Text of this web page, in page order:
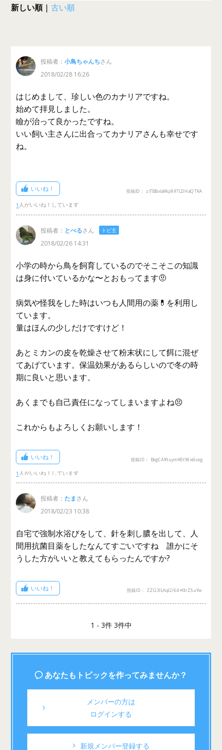
新しい順|古い順
投稿者：小鳥ちゃんちさん
2018/02/28 16:26
はじめまして、珍しい色のカナリアですね。
始めて拝見しました。
瞼が治って良かったですね。
いい飼い主さんに出合ってカナリアさんも幸せです
ね。
いいね！
1
投稿ID： ziTBBvlaWqi99TLDHaQTKA
投稿者： とべるさん トピ主
2018/02/26 14:31
小学の時から鳥を飼育しているのでそこそこの知識
は身に付いているかな〜とおもってます🤨
病気や怪我をした時はいつも人間用の薬💊を利用し
ています。
量はほんの少しだけですけど！
あとミカンの皮を乾燥させて粉末状にして餌に混ぜ
てあげています。保温効果があるらしいので冬の時
期に良いと思います。
あくまでも自己責任になってしまいますよね😣
これからもよろしくお願いします！
いいね！
1
投稿ID： BkgCAIftuymK0tYdieSceg
投稿者：たまさん
2018/02/23 10:38
自宅で強制水浴びをして、針を刺し膿を出して、人
間用抗菌目薬をしたなんてすごいですね 誰かにそ
うした方がいいと教えてもらったんですか?
いいね！ 投稿ID： ZZG3lLAql2/64+f4rZ5uYw
1 - 3件 3件中
あなたもトピックを作ってみませんか？
メンバーの方は
ログインする
新規メンバー登録する